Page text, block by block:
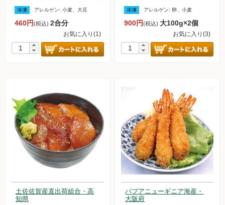
調味料
伝統酒類
粉・餅
健康応援グッズ
石けん・生活用品
食べもの百科（書籍）
冷凍 アレルゲン: 小麦、大豆
460円(税込) 2合分
お気に入り(1)
冷凍 アレルゲン:卵、小麦
900円(税込) 大100g×2個
お気に入り(3)
土佐佐賀産直出荷組合・高
知県
パプアニューギニア海産・
大阪府